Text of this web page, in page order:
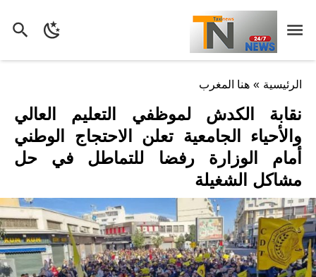
الرئيسية » هنا المغرب
نقابة الكدش لموظفي التعليم العالي
والأحياء الجامعية تعلن الاحتجاج الوطني
أمام الوزارة رفضا للتماطل في حل
مشاكل الشغيلة